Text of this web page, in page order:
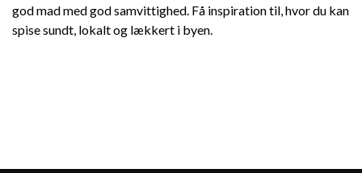
god mad med god samvittighed. Få inspiration til, hvor du kan
spise sundt, lokalt og lækkert i byen.